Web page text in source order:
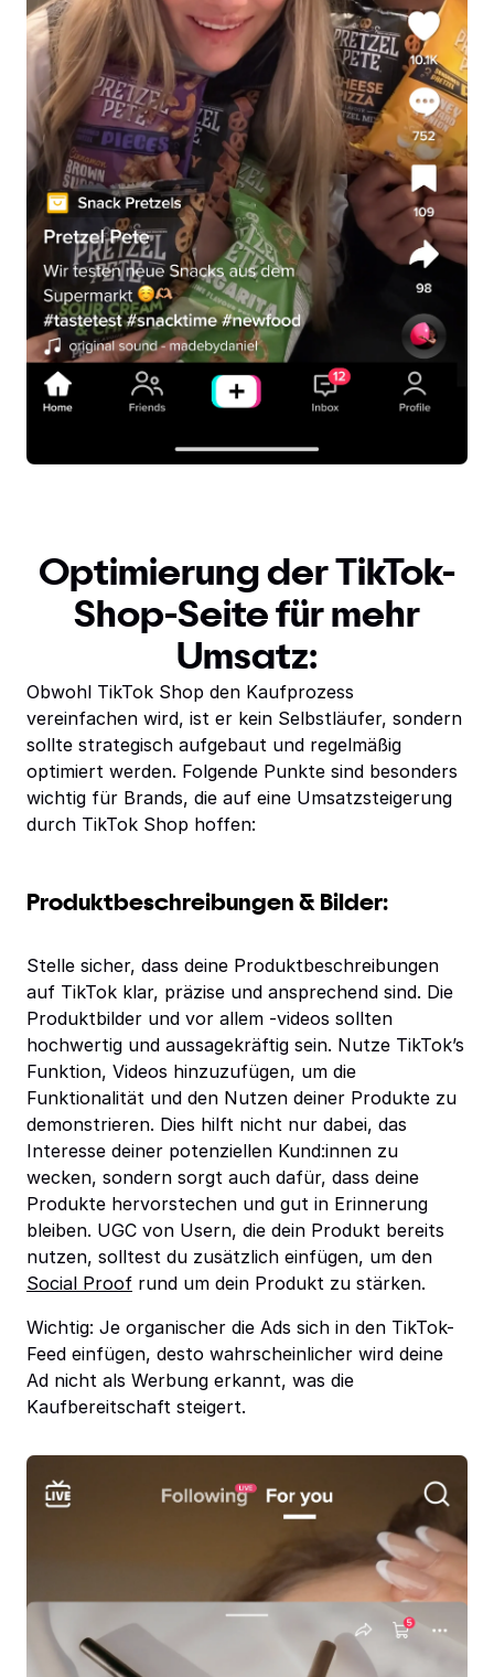
Optimierung der TikTok-
Shop-Seite für mehr
Umsatz:
Obwohl TikTok Shop den Kaufprozess
vereinfachen wird, ist er kein Selbstläufer, sondern
sollte strategisch aufgebaut und regelmäßig
optimiert werden. Folgende Punkte sind besonders
wichtig für Brands, die auf eine Umsatzsteigerung
durch TikTok Shop hoffen:
Produktbeschreibungen & Bilder:
Stelle sicher, dass deine Produktbeschreibungen
auf TikTok klar, präzise und ansprechend sind. Die
Produktbilder und vor allem -videos sollten
hochwertig und aussagekräftig sein. Nutze TikTok’s
Funktion, Videos hinzuzufügen, um die
Funktionalität und den Nutzen deiner Produkte zu
demonstrieren. Dies hilft nicht nur dabei, das
Interesse deiner potenziellen Kund:innen zu
wecken, sondern sorgt auch dafür, dass deine
Produkte hervorstechen und gut in Erinnerung
bleiben. UGC von Usern, die dein Produkt bereits
nutzen, solltest du zusätzlich einfügen, um den
Social Proof rund um dein Produkt zu stärken.
Wichtig: Je organischer die Ads sich in den TikTok-
Feed einfügen, desto wahrscheinlicher wird deine
Ad nicht als Werbung erkannt, was die
Kaufbereitschaft steigert.